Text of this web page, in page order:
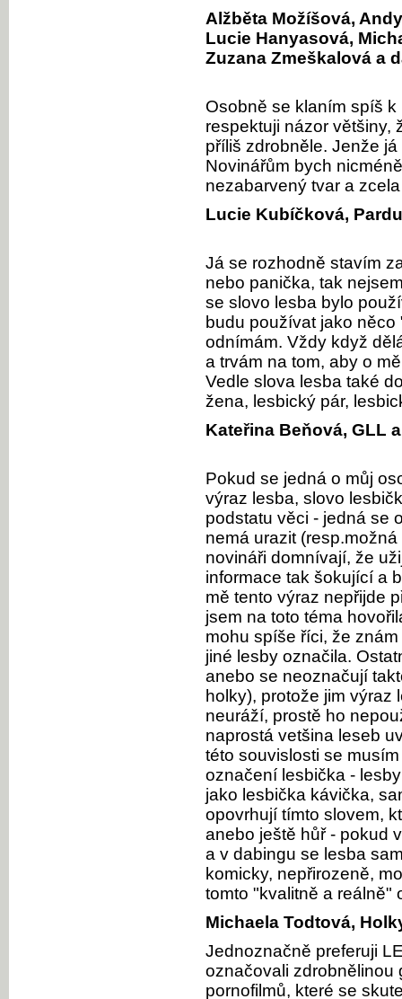
Alžběta Možíšová,
Lucie Hanyasová,
Zuzana Zmeškalová a
Osobně se klaním spíš
respektuji názor většiny,
příliš zdrobněle. Jenže
Novinářům bych
nezabarvený tvar a
Lucie Kubíčková,
Já se rozhodně stavím
nebo panička, tak
se slovo lesba bylo
budu používat jako
odnímám. Vždy když
a trvám na tom, aby o
Vedle slova lesba také
žena, lesbický pár,
Kateřina Beňová, GLL
Pokud se jedná o můj
výraz lesba, slovo
podstatu věci - jedná se
nemá urazit
novináři domnívají, že
informace tak šokující a
mě tento výraz nepřijde
jsem na toto téma
mohu spíše říci, že
jiné lesby označila.
anebo se neoznačují
holky), protože jim výraz
neuráží, prostě ho
naprostá vetšina leseb
této souvislosti se
označení lesbička -
jako lesbička kávička,
opovrhují tímto slovem,
anebo ještě hůř - pokud
a v dabingu se lesba
komicky, nepřirozeně,
tomto "kvalitně a reálně"
Michaela Todtová,
Jednoznačně preferuji
označovali zdrobnělinou
pornofilmů, které se